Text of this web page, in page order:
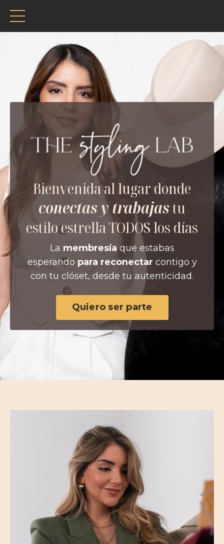
Bienvenida al lugar donde
conectas y trabajastu
estilo estrella TODOS los días
La membresíaque estabas
esperando para reconectar contigo y
con tu clóset, desde tu autenticidad.
Quiero ser parte